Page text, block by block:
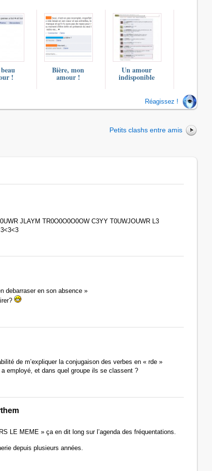
!
Bière, mon
amour !
Un amour
indisponible
Réagissez !
Petits clashs entre amis
JLAYM TR0O0O0O0OW C3YY T0UWJOUWR L3
debarraser en son absence »
de m’expliquer la conjugaison des verbes en « rde »
employé, et dans quel groupe ils se classent ?
LE MEME » ça en dit long sur l’agenda des fréquentations.
depuis plusieurs années.